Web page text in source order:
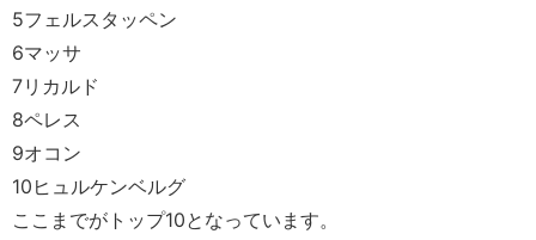
5フェルスタッペン
6マッサ
7リカルド
8ペレス
9オコン
10ヒュルケンベルグ
ここまでがトップ10となっています。